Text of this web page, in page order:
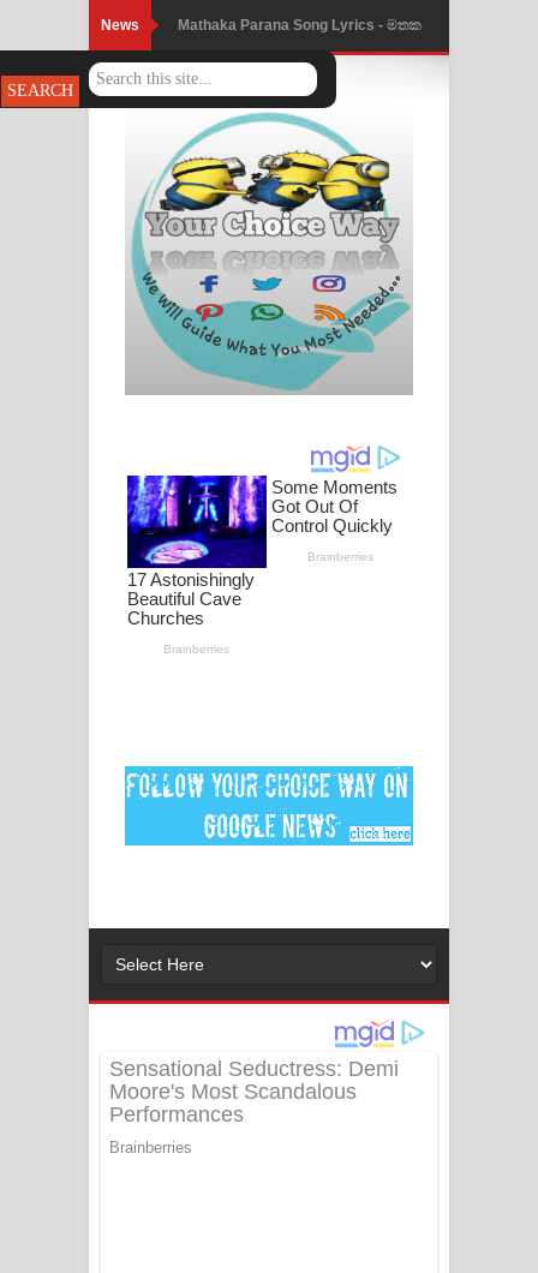
News Mathaka Parana Song Lyrics - මතක
පාරනා ගීතයේ පද පෙළ
Nimnadhen Song Lyrics - නිම්නාදෙන්
ගීතයේ පද පෙළ
Obamai Mage Adare Song Lyrics -
ඔබමයි මගේ ආදරේ ගීතයේ පද පෙළ
Pansal Gihin Song Lyrics - පන්සල් ගිහිං
ගීතයේ පද පෙළ
පද පෙළ
DEAR GOD Song Lyrics - ඩියර් ගෝඩ්
ගීතයේ පද පෙළ
2026 football world cup song lyrics
Lassana Amma Song Lyrics - ලස්සන
Gemak Deela Song Lyrics - ගේමක් දීලා
Niwuna Numba Hinda Song Lyrics -
නිවුනා නුඹ හින්දා ගීතයේ පද පෙළ